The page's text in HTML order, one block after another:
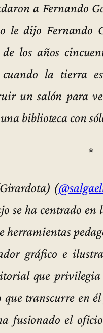
a Fernando
le dijo Fernando
los años
cuando la tierra
un salón para
biblioteca con
*
(
se ha centrado
herramientas
gráfico e
que
transcurre en
fusionado el